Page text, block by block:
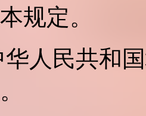
规定。
人民共和